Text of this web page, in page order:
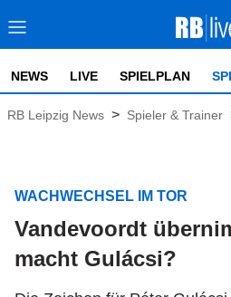
NEWS LIVE SPIELPLAN
RB Leipzig News > Spieler & Trainer
WACHWECHSEL IM TOR
Vandevoordt
macht Gulácsi?